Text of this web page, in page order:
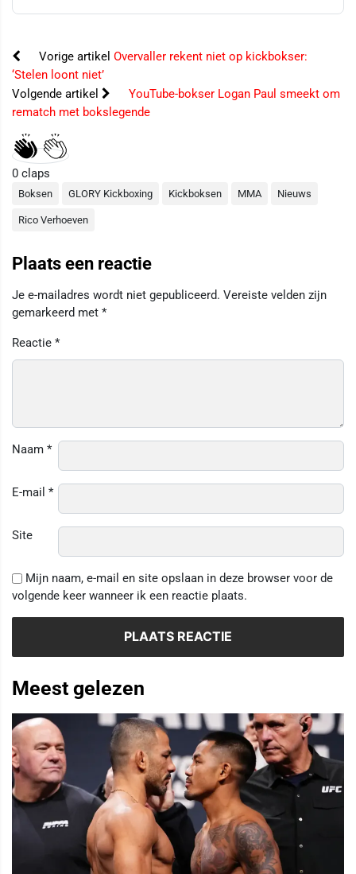
Vorige artikel Overvaller rekent niet op kickbokser:
‘Stelen loont niet’
Volgende artikel
YouTube-bokser Logan Paul smeekt om
rematch met bokslegende
0 claps
Boksen GLORY Kickboxing Kickboksen MMA Nieuws
Rico Verhoeven
Plaats een reactie
Je e-mailadres wordt niet gepubliceerd. Vereiste velden zijn
gemarkeerd met *
Reactie *
Naam *
E-mail *
Site
Mijn naam, e-mail en site opslaan in deze browser voor de
volgende keer wanneer ik een reactie plaats.
Meest gelezen